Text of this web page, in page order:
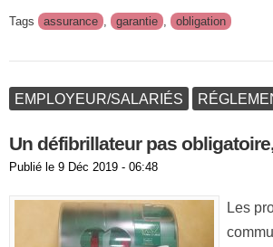
Tags assurance , garantie , obligation
EMPLOYEUR/SALARIÉS
Un défibrillateur pas
Publié le 9 Déc 2019 - 06:48
Les